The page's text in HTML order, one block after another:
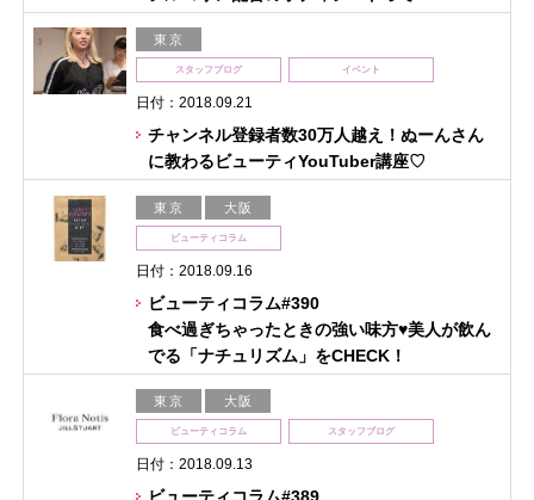
東京
スタッフブログ イベント
日付：2018.09.21
チャンネル登録者数30万人越え！ぬーんさん
に教わるビューティYouTuber講座♡
東京 大阪
ビューティコラム
日付：2018.09.16
ビューティコラム#390
食べ過ぎちゃったときの強い味方♥美人が飲ん
でる「ナチュリズム」をCHECK！
東京 大阪
ビューティコラム スタッフブログ
日付：2018.09.13
ビューティコラム#389